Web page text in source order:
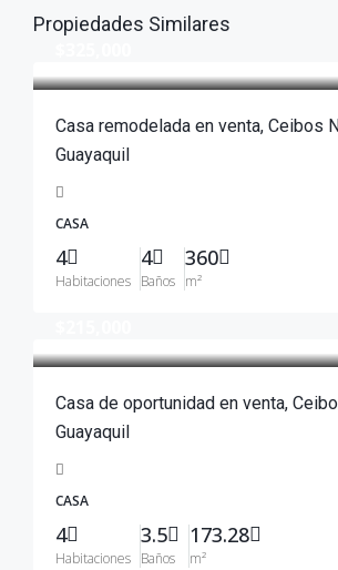
Propiedades Similares
Casa remodelada en venta, Ceibos
Guayaquil
CASA
4
Habitaciones
4
Baños
360
m²
Casa de oportunidad en venta,
Guayaquil
CASA
4
Habitaciones
3.5
Baños
173.28
m²